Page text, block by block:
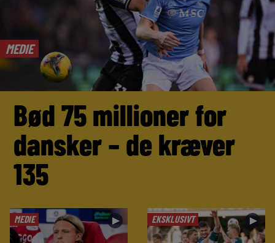
MEDIE
Bød 75 millioner for
dansker – de kræver
135
MEDIE ► EKSKLUSIVT ►